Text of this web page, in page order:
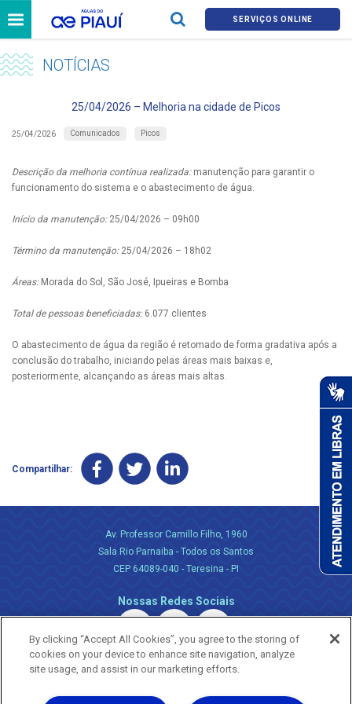
SERVIÇOS ONLINE
NOTÍCIAS
25/04/2026 – Melhoria na cidade de Picos
25/04/2026 Comunicados Picos
Descrição da melhoria contínua realizada:manutenção para garantir o
funcionamento do sistema e o abastecimento de água.
Início da manutenção:25/04/2026 – 09h00
Término da manutenção:25/04/2026 – 18h02
Áreas:Morada do Sol, São José, Ipueiras e Bomba
Total de pessoas beneficiadas:6.077 clientes
O abastecimento de água da região é retomado de forma gradativa após a
conclusão do trabalho, iniciando pelas áreas mais baixas e,
posteriormente, alcançando as áreas mais altas.
Compartilhar:
Av. Professor Camillo Filho, 1960
Sala Rio Parnaiba - Todos os Santos
CEP 64089-040 - Teresina - PI
Nossas Redes Sociais
By clicking “Accept All Cookies”, you agree to the storing of
cookies on your device to enhance site navigation, analyze
site usage, and assist in our marketing efforts.